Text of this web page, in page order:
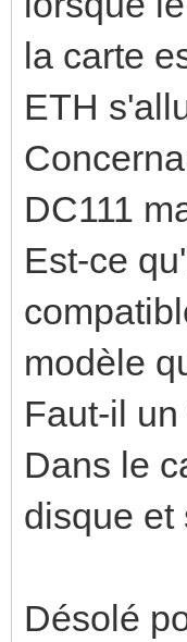
la carte
ETH
DC111
Est-ce
modèle
Faut-il
Dans le
disque et
Désolé